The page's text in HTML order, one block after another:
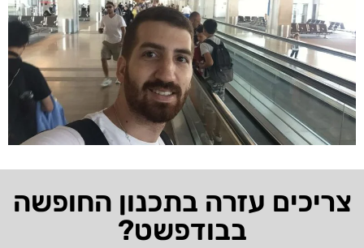
צריכים עזרה בתכנון החופשה
בבודפשט?